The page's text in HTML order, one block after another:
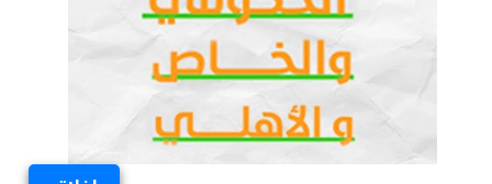
حل التقييم الأسبوعي للصف
الأول الثانوي إنجليزي الأسبوع
الخامس ترم ثاني